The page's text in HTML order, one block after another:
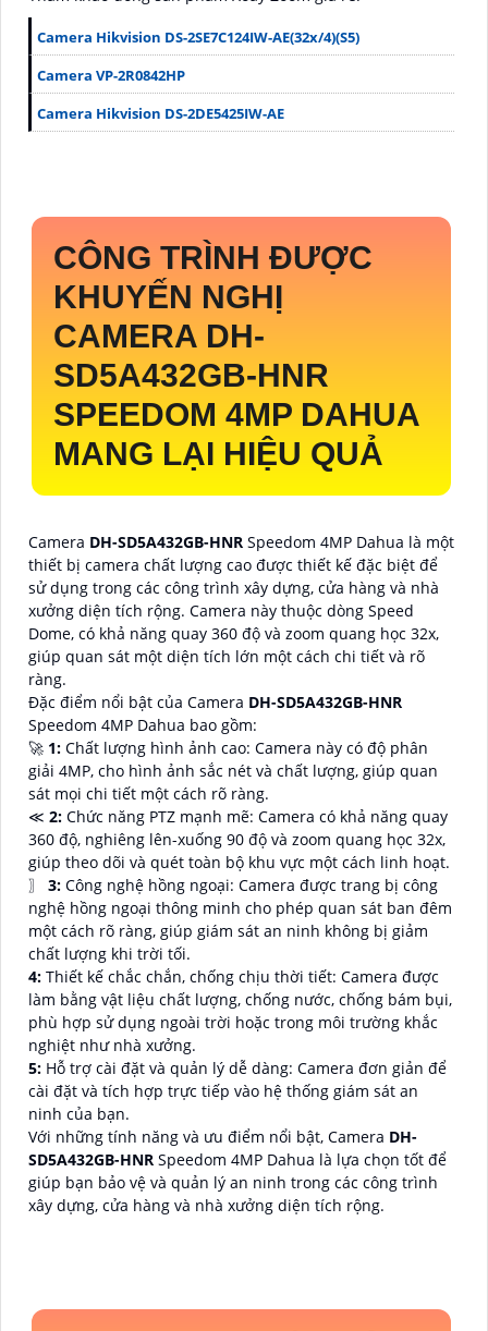
Camera Hikvision DS-2SE7C124IW-AE(32x/4)(S5)
Camera VP-2R0842HP
Camera Hikvision DS-2DE5425IW-AE
CÔNG TRÌNH ĐƯỢC
KHUYẾN NGHỊ
CAMERA DH-
SD5A432GB-HNR
SPEEDOM 4MP DAHUA
MANG LẠI HIỆU QUẢ
Camera DH-SD5A432GB-HNR Speedom 4MP Dahua là một
thiết bị camera chất lượng cao được thiết kế đặc biệt để
sử dụng trong các công trình xây dựng, cửa hàng và nhà
xưởng diện tích rộng. Camera này thuộc dòng Speed
Dome, có khả năng quay 360 độ và zoom quang học 32x,
giúp quan sát một diện tích lớn một cách chi tiết và rõ
ràng.
Đặc điểm nổi bật của Camera DH-SD5A432GB-HNR
Speedom 4MP Dahua bao gồm:
️🚀 1: Chất lượng hình ảnh cao: Camera này có độ phân
giải 4MP, cho hình ảnh sắc nét và chất lượng, giúp quan
sát mọi chi tiết một cách rõ ràng.
≪ 2: Chức năng PTZ mạnh mẽ: Camera có khả năng quay
360 độ, nghiêng lên-xuống 90 độ và zoom quang học 32x,
giúp theo dõi và quét toàn bộ khu vực một cách linh hoạt.
〗 3: Công nghệ hồng ngoại: Camera được trang bị công
nghệ hồng ngoại thông minh cho phép quan sát ban đêm
một cách rõ ràng, giúp giám sát an ninh không bị giảm
chất lượng khi trời tối.
4: Thiết kế chắc chắn, chống chịu thời tiết: Camera được
làm bằng vật liệu chất lượng, chống nước, chống bám bụi,
phù hợp sử dụng ngoài trời hoặc trong môi trường khắc
nghiệt như nhà xưởng.
5: Hỗ trợ cài đặt và quản lý dễ dàng: Camera đơn giản để
cài đặt và tích hợp trực tiếp vào hệ thống giám sát an
ninh của bạn.
Với những tính năng và ưu điểm nổi bật, Camera DH-
SD5A432GB-HNR Speedom 4MP Dahua là lựa chọn tốt để
giúp bạn bảo vệ và quản lý an ninh trong các công trình
xây dựng, cửa hàng và nhà xưởng diện tích rộng.